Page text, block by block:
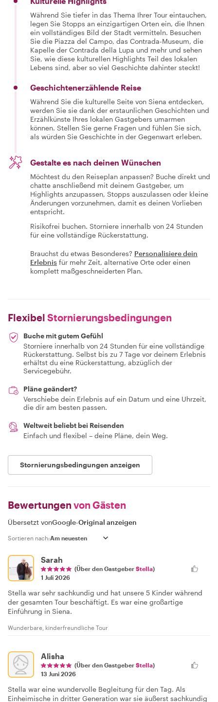
Während Sie tiefer in das Thema Ihrer Tour eintauchen,
legen Sie Stopps an einzigartigen Orten ein, die Ihnen
ein vollständiges Bild der Stadt vermitteln. Besuchen
Sie die Piazza del Campo, das Contrada-Museum, die
Kapelle der Contrada della Lupa und mehr und sehen
Sie, wie diese kulturellen Highlights Teil des lokalen
Lebens sind, aber so viel Geschichte dahinter steckt!
Geschichtenerzählende Reise
Während Sie die kulturelle Seite von Siena entdecken,
werden Sie sie dank der erstaunlichen Geschichten und
Erzählkünste Ihres lokalen Gastgebers umarmen
können. Stellen Sie gerne Fragen und fühlen Sie sich,
als würden Sie Geschichte in der Gegenwart erleben.
Gestalte es nach deinen Wünschen
Möchtest du den Reiseplan anpassen? Buche direkt und
chatte anschließend mit deinem Gastgeber, um
Highlights anzupassen, Stopps auszulassen oder kleine
Änderungen vorzunehmen, damit es deinen Vorlieben
entspricht.
Risikofrei buchen. Storniere innerhalb von 24 Stunden
für eine vollständige Rückerstattung.
Brauchst du etwas Besonderes? Personalisiere dein
Erlebnis für mehr Zeit, alternative Orte oder einen
komplett maßgeschneiderten Plan.
Flexibel Stornierungsbedingungen
Buche mit gutem Gefühl
Storniere innerhalb von 24 Stunden für eine vollständige
Rückerstattung. Selbst bis zu 7 Tage vor deinem Erlebnis
erhältst du eine Rückerstattung, abzüglich der
Servicegebühr.
Pläne geändert?
Verschiebe dein Erlebnis auf ein Datum und eine Uhrzeit,
die dir am besten passen.
Weltweit beliebt bei Reisenden
Einfach und flexibel – deine Pläne, dein Weg.
Stornierungsbedingungen anzeigen
Bewertungen von Gästen
Übersetzt vonGoogle-Original anzeigen
Sortieren nach:
Sarah
(Über den Gastgeber Stella)
1 Juli 2026
Stella war sehr sachkundig und hat unsere 5 Kinder während
der gesamten Tour beschäftigt. Es war eine großartige
Einführung in Siena.
Wunderbare, kinderfreundliche Tour
Alisha
(Über den Gastgeber Stella)
13 Juni 2026
Stella war eine wundervolle Begleitung für den Tag. Als
Einheimische in dritter Generation war sie äußerst sachkundig